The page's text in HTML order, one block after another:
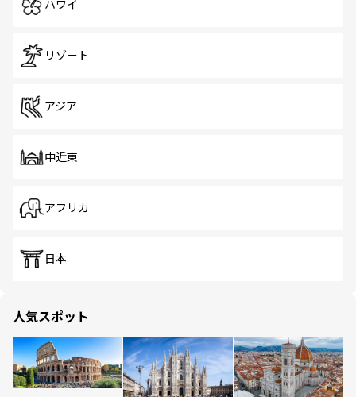
ハワイ
リゾート
アジア
中近東
アフリカ
日本
人気スポット